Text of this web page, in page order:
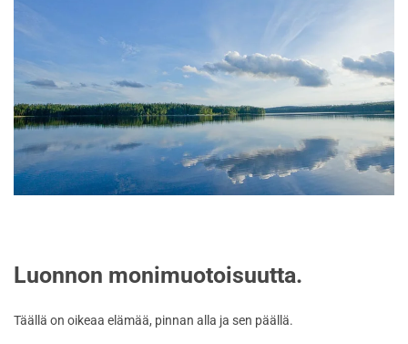
Luonnon monimuotoisuutta.
Täällä on oikeaa elämää, pinnan alla ja sen päällä.